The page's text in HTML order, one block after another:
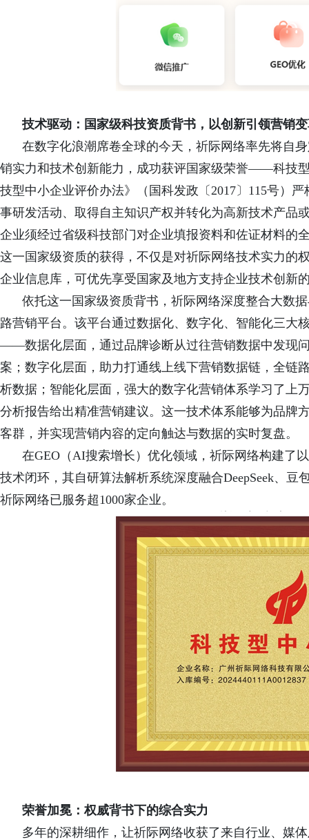
技术驱动：国家级科技资质背书，以创新引领营销
在数字化浪潮席卷全球的今天，祈际网络率先将自
销实力和技术创新能力，成功获评国家级荣誉——科技
技型中小企业评价办法》（国科发政〔2017〕115号）
事研发活动、取得自主知识产权并转化为高新技术产品
企业须经过省级科技部门对企业填报资料和佐证材料的
这一国家级资质的获得，不仅是对祈际网络技术实力的
企业信息库，可优先享受国家及地方支持企业技术创新
依托这一国家级资质背书，祈际网络深度整合大数
路营销平台。该平台通过数据化、数字化、智能化三大
——数据化层面，通过品牌诊断从过往营销数据中发现
案；数字化层面，助力打通线上线下营销数据链，全链
析数据；智能化层面，强大的数字化营销体系学习了上
分析报告给出精准营销建议。这一技术体系能够为品牌
客群，并实现营销内容的定向触达与数据的实时复盘。
在GEO（AI搜索增长）优化领域，祈际网络构建了
技术闭环，其自研算法解析系统深度融合DeepSeek、
祈际网络已服务超1000家企业。
荣誉加冕：权威背书下的综合实力
多年的深耕细作，让祈际网络收获了来自行业、媒